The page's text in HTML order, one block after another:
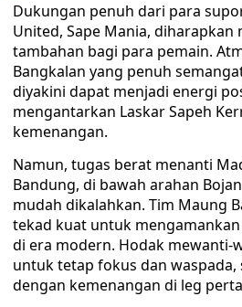
Dukungan penuh dari para
United, Sape Mania, diharapkan
tambahan bagi para pemain.
Bangkalan yang penuh
diyakini dapat menjadi energi
mengantarkan Laskar Sapeh
kemenangan.
Namun, tugas berat menanti
Bandung, di bawah arahan
mudah dikalahkan. Tim Maung
tekad kuat untuk
di era modern. Hodak mewanti-
untuk tetap fokus dan
dengan kemenangan di leg